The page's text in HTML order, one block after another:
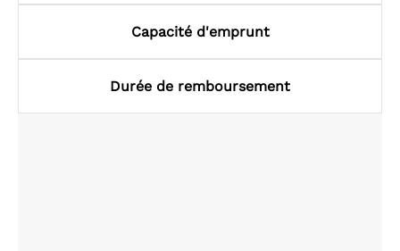
Capacité d'emprunt
Durée de remboursement